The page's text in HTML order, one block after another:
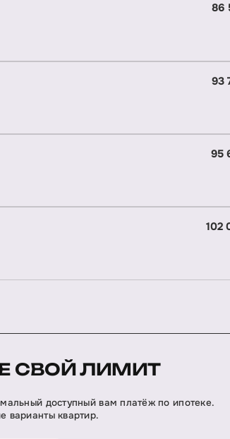
86
93
95
102
СВОЙ ЛИМИТ
доступный вам платёж по ипотеке.
варианты квартир.